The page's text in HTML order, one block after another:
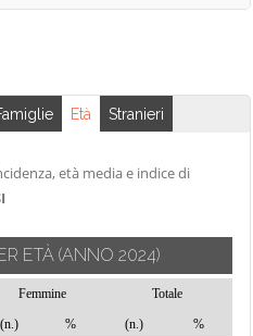
Sant'Angelo a
Trimonte
Santa Croce del
Telese Terme
Tocco Caudio
Torrecuso
Età Stranieri
età media e indice di
ETÀ (ANNO 2024)
Femmine
Totale
(n.) % (n.) %